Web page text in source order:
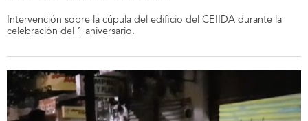
Intervención sobre la cúpula del edificio del CEIIDA durante la
celebración del 1 aniversario.